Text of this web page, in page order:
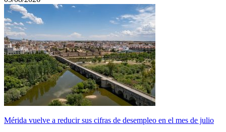
Mérida vuelve a reducir sus cifras de desempleo en el mes de julio